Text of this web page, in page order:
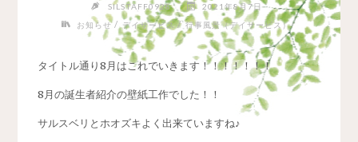
SILSTAFF0928
2021年8月7日
お知らせ/ デイサービス/行事風景（デイサービス）
タイトル通り8月はこれでいきます！！！！！！！
8月の誕生者紹介の壁紙工作でした！！
サルスベリとホオズキよく出来ていますね♪